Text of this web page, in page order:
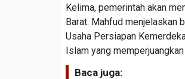
Kelima, pemerintah akan
Barat. Mahfud menjelaskan
Usaha Persiapan
Islam yang
Baca juga: